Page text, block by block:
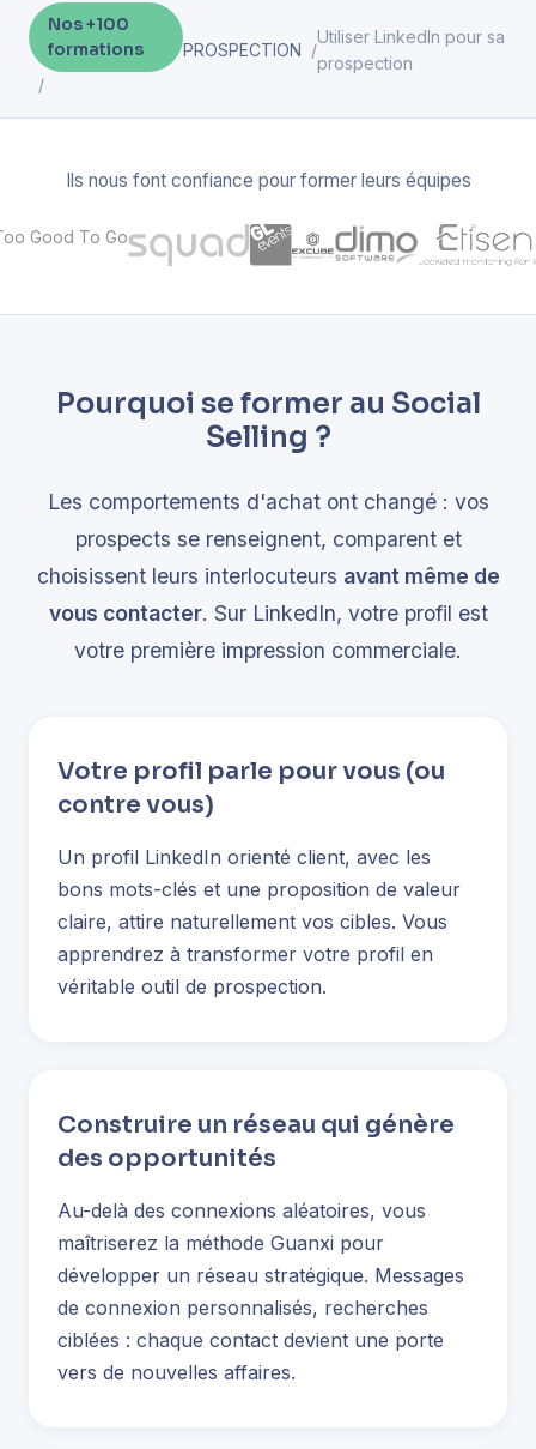
Nos +100
formations
PROSPECTION
Utiliser LinkedIn pour sa
prospection
Ils nous font confiance pour former leurs équipes
Pourquoi se former au Social
Selling ?
Les comportements d'achat ont changé : vos
prospects se renseignent, comparent et
choisissent leurs interlocuteurs avant même de
vous contacter. Sur LinkedIn, votre profil est
votre première impression commerciale.
Votre profil parle pour vous (ou
contre vous)
Un profil LinkedIn orienté client, avec les
bons mots-clés et une proposition de valeur
claire, attire naturellement vos cibles. Vous
apprendrez à transformer votre profil en
véritable outil de prospection.
Construire un réseau qui génère
des opportunités
Au-delà des connexions aléatoires, vous
maîtriserez la méthode Guanxi pour
développer un réseau stratégique. Messages
de connexion personnalisés, recherches
ciblées : chaque contact devient une porte
vers de nouvelles affaires.